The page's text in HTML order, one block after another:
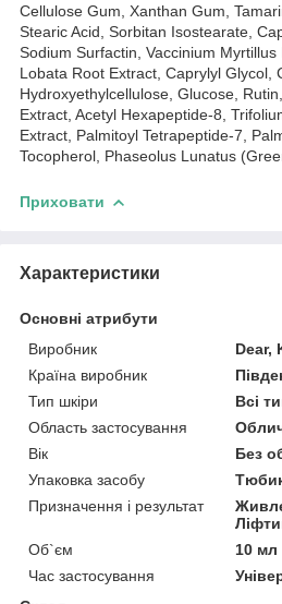
Cellulose Gum, Xanthan Gum,
Stearic Acid, Sorbitan Isostearate,
Sodium Surfactin, Vaccinium
Lobata Root Extract, Caprylyl Glycol,
Hydroxyethylcellulose, Glucose,
Extract, Acetyl Hexapeptide-8,
Extract, Palmitoyl Tetrapeptide-7,
Tocopherol, Phaseolus Lunatus
Приховати
Характеристики
Основні атрибути
Виробник
Dear,
Країна виробник
Тип шкіри
Всі
Область застосування
Вік
Без
Упаковка засобу
Призначення і результат
Об`єм
10 мл
Час застосування